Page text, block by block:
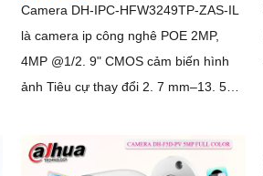
Camera DH-IPC-HFW3249TP-ZAS-IL
là camera ip công nghê POE 2MP,
4MP @1/2. 9" CMOS cảm biến hình
ảnh Tiêu cự thay đổi 2. 7 mm–13. 5